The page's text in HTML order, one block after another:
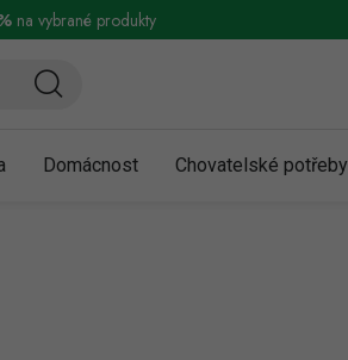
údajů Obchodní podmínky pro podnikatele
na vybrané produkty
Domácnost Chovatelské potřeby